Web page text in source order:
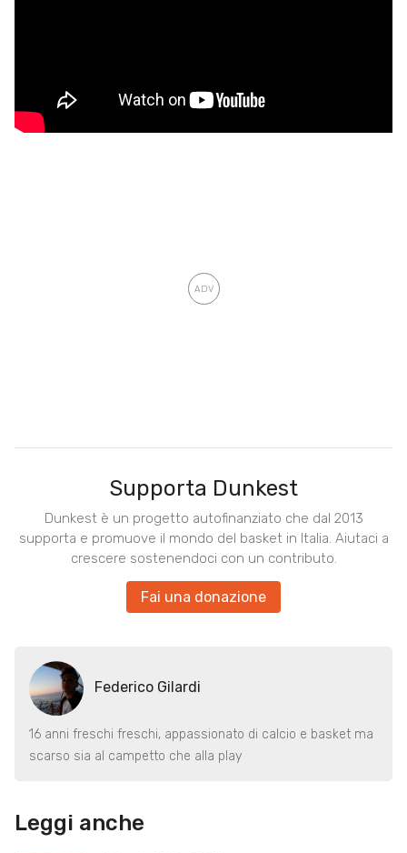
Supporta Dunkest
Dunkest è un progetto autofinanziato che dal 2013
supporta e promuove il mondo del basket in Italia. Aiutaci a
crescere sostenendoci con un contributo.
Fai una donazione
Federico Gilardi
16 anni freschi freschi, appassionato di calcio e basket ma
scarso sia al campetto che alla play
Leggi anche